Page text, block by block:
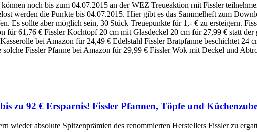
noch bis zum 04.07.2015 an der WEZ Treueaktion mit Fissler
werden die Punkte bis 04.07.2015. Hier gibt es das Sammelheft zum
Es sollte aber möglich sein, 30 Stück Treuepunkte für 1,- € zu ersteigern.
61,76 € Fissler Kochtopf 20 cm mit Glasdeckel 20 cm für 27,99 € statt
bei Amazon für 24,49 € Edelstahl Fissler Bratpfanne beschichtet 24
Fissler Pfanne bei Amazon für 29,99 € Fissler Wok mit Deckel und
zu 92 € Ersparnis! Fissler Pfannen, Töpfe und
wieder absolute Spitzenprämien des renommierten Herstellers Fissler zu